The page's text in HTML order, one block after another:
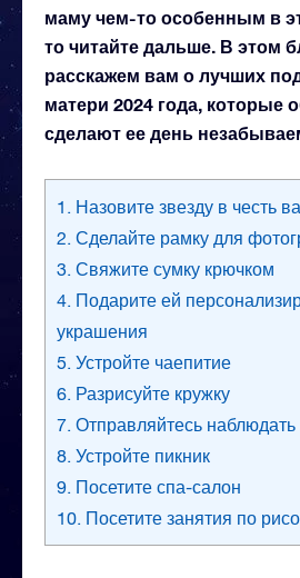
маму чем-то особенным в
то читайте дальше. В этом
расскажем вам о лучших
матери 2024 года, которые
сделают ее день
1. Назовите звезду в честь
2. Сделайте рамку для
3. Свяжите сумку крючком
4. Подарите ей
украшения
5. Устройте чаепитие
6. Разрисуйте кружку
7. Отправляйтесь наблюдать
8. Устройте пикник
9. Посетите спа-салон
10. Посетите занятия по